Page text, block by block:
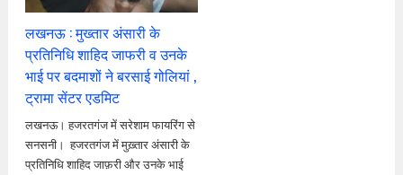
लखनऊ : मुख्तार अंसारी के
प्रतिनिधि शाहिद जाफरी व उनके
भाई पर बदमाशों ने बरसाई गोलियां ,
ट्रामा सेंटर एडमिट
लखनऊ। हजरतगंज में सरेशाम फायरिंग से
सनसनी। हजरतगंज में मुख़्तार अंसारी के
प्रतिनिधि शाहिद जाफ़री और उनके भाई